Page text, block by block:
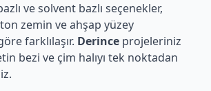
bazlı ve solvent bazlı seçenekler,
zemin ve ahşap yüzey
farklılaşır. Derince projeleriniz
bezi ve çim halıyı tek noktadan